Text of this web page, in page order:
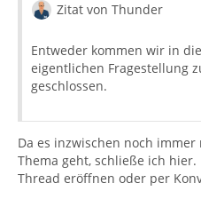
Zitat von Thunder
Entweder kommen wir in
eigentlichen Fragestellung
geschlossen.
Da es inzwischen noch
Thema geht, schließe ich
Thread eröffnen oder per